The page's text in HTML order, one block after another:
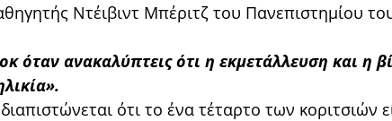
Ντέιβιντ Μπέριτζ του Πανεπιστημίου
όταν ανακαλύπτεις ότι η εκμετάλλευση και η
ότι το ένα τέταρτο των κοριτσιών